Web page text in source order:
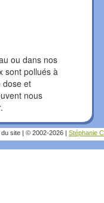
ou dans nos
sont pollués à
dose et
nous
du site © 2002-2026 Stéphanie C